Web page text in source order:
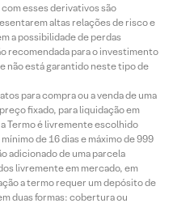
esses derivativos são
altas relações de risco e
a possibilidade de perdas
recomendada para o investimento
não está garantido neste tipo de
para compra ou a venda de uma
fixado, para liquidação em
Termo é livremente escolhido
de 16 dias e máximo de 999
adicionado de uma parcela
livremente em mercado, em
a termo requer um depósito de
duas formas: cobertura ou